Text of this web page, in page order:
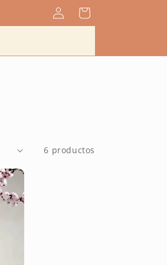
Iniciar
sesión
Carrito
6 productos